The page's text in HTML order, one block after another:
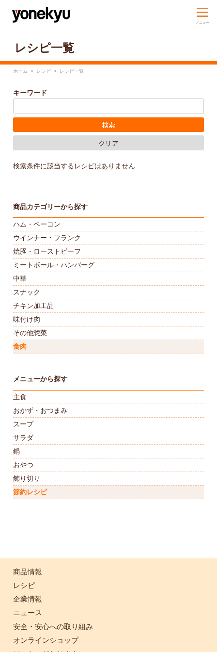
レシピ一覧
ホーム > レシピ > レシピ一覧
キーワード
検索条件に該当するレシピはありません
商品カテゴリーから探す
ハム・ベーコン
ウインナー・フランク
焼豚・ローストビーフ
ミートボール・ハンバーグ
中華
スナック
チキン加工品
味付け肉
その他惣菜
食肉
メニューから探す
主食
おかず・おつまみ
スープ
サラダ
鍋
おやつ
飾り切り
節約レシピ
商品情報
レシピ
企業情報
ニュース
安全・安心への取り組み
オンラインショップ